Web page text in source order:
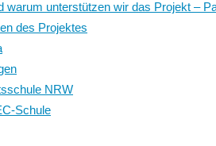
warum unterstützen wir das Projekt –
des Projektes
NRW
Schule